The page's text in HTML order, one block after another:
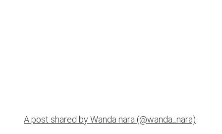
A post shared by Wanda nara (@wanda_nara)